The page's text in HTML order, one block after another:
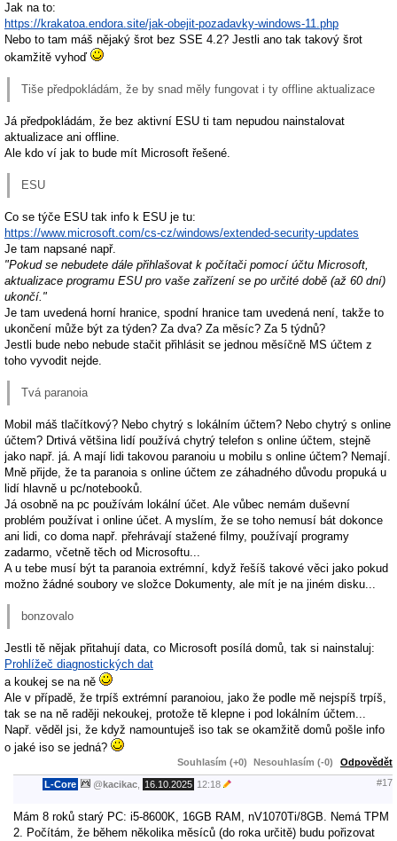
Jak na to:
https://krakatoa.endora.site/jak-obejit-pozadavky-windows-11.php
Nebo to tam máš nějaký šrot bez SSE 4.2? Jestli ano tak takový šrot
okamžitě vyhoď
Tiše předpokládám, že by snad měly fungovat i ty offline aktualizace
Já předpokládám, že bez aktivní ESU ti tam nepudou nainstalovat
aktualizace ani offline.
Ale kdo ví jak to bude mít Microsoft řešené.
ESU
Co se týče ESU tak info k ESU je tu:
https://www.microsoft.com/cs-cz/windows/extended-security-updates
Je tam napsané např.
"Pokud se nebudete dále přihlašovat k počítači pomocí účtu Microsoft,
aktualizace programu ESU pro vaše zařízení se po určité době (až 60 dní)
ukončí."
Je tam uvedená horní hranice, spodní hranice tam uvedená není, takže to
ukončení může být za týden? Za dva? Za měsíc? Za 5 týdnů?
Jestli bude nebo nebude stačit přihlásit se jednou měsíčně MS účtem z
toho vyvodit nejde.
Tvá paranoia
Mobil máš tlačítkový? Nebo chytrý s lokálním účtem? Nebo chytrý s online
účtem? Drtivá většina lidí používá chytrý telefon s online účtem, stejně
jako např. já. A mají lidi takovou paranoiu u mobilu s online účtem? Nemají.
Mně přijde, že ta paranoia s online účtem ze záhadného důvodu propuká u
lidí hlavně u pc/notebooků.
Já osobně na pc používám lokální účet. Ale vůbec nemám duševní
problém používat i online účet. A myslím, že se toho nemusí bát dokonce
ani lidi, co doma např. přehrávají stažené filmy, používají programy
zadarmo, včetně těch od Microsoftu...
A u tebe musí být ta paranoia extrémní, když řešíš takové věci jako pokud
možno žádné soubory ve složce Dokumenty, ale mít je na jiném disku...
bonzovalo
Jestli tě nějak přitahují data, co Microsoft posílá domů, tak si nainstaluj:
Prohlížeč diagnostických dat
a koukej se na ně
Ale v případě, že trpíš extrémní paranoiou, jako že podle mě nejspíš trpíš,
tak se na ně raději nekoukej, protože tě klepne i pod lokálním účtem...
Např. věděl jsi, že když namountuješ iso tak se okamžitě domů pošle info
o jaké iso se jedná?
Souhlasím (+0) Nesouhlasím (-0) Odpovědět
L-Core @kacikac 16.10.2025 12:18 #17
Mám 8 roků starý PC: i5-8600K, 16GB RAM, nV1070Ti/8GB. Nemá TPM
2. Počítám, že během několika měsíců (do roka určitě) budu pořizovat